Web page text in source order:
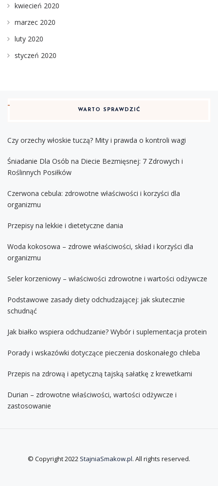
kwiecień 2020
marzec 2020
luty 2020
styczeń 2020
WARTO SPRAWDZIĆ
Czy orzechy włoskie tuczą? Mity i prawda o kontroli wagi
Śniadanie Dla Osób na Diecie Bezmięsnej: 7 Zdrowych i
Roślinnych Posiłków
Czerwona cebula: zdrowotne właściwości i korzyści dla
organizmu
Przepisy na lekkie i dietetyczne dania
Woda kokosowa – zdrowe właściwości, skład i korzyści dla
organizmu
Seler korzeniowy – właściwości zdrowotne i wartości odżywcze
Podstawowe zasady diety odchudzającej: jak skutecznie
schudnąć
Jak białko wspiera odchudzanie? Wybór i suplementacja protein
Porady i wskazówki dotyczące pieczenia doskonałego chleba
Przepis na zdrową i apetyczną tajską sałatkę z krewetkami
Durian – zdrowotne właściwości, wartości odżywcze i
zastosowanie
© Copyright 2022 StajniaSmakow.pl. All rights reserved.